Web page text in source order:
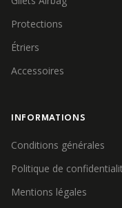
Protections
Étriers
Accessoires
INFORMATIONS
Conditions générales
Politique de
Mentions légales